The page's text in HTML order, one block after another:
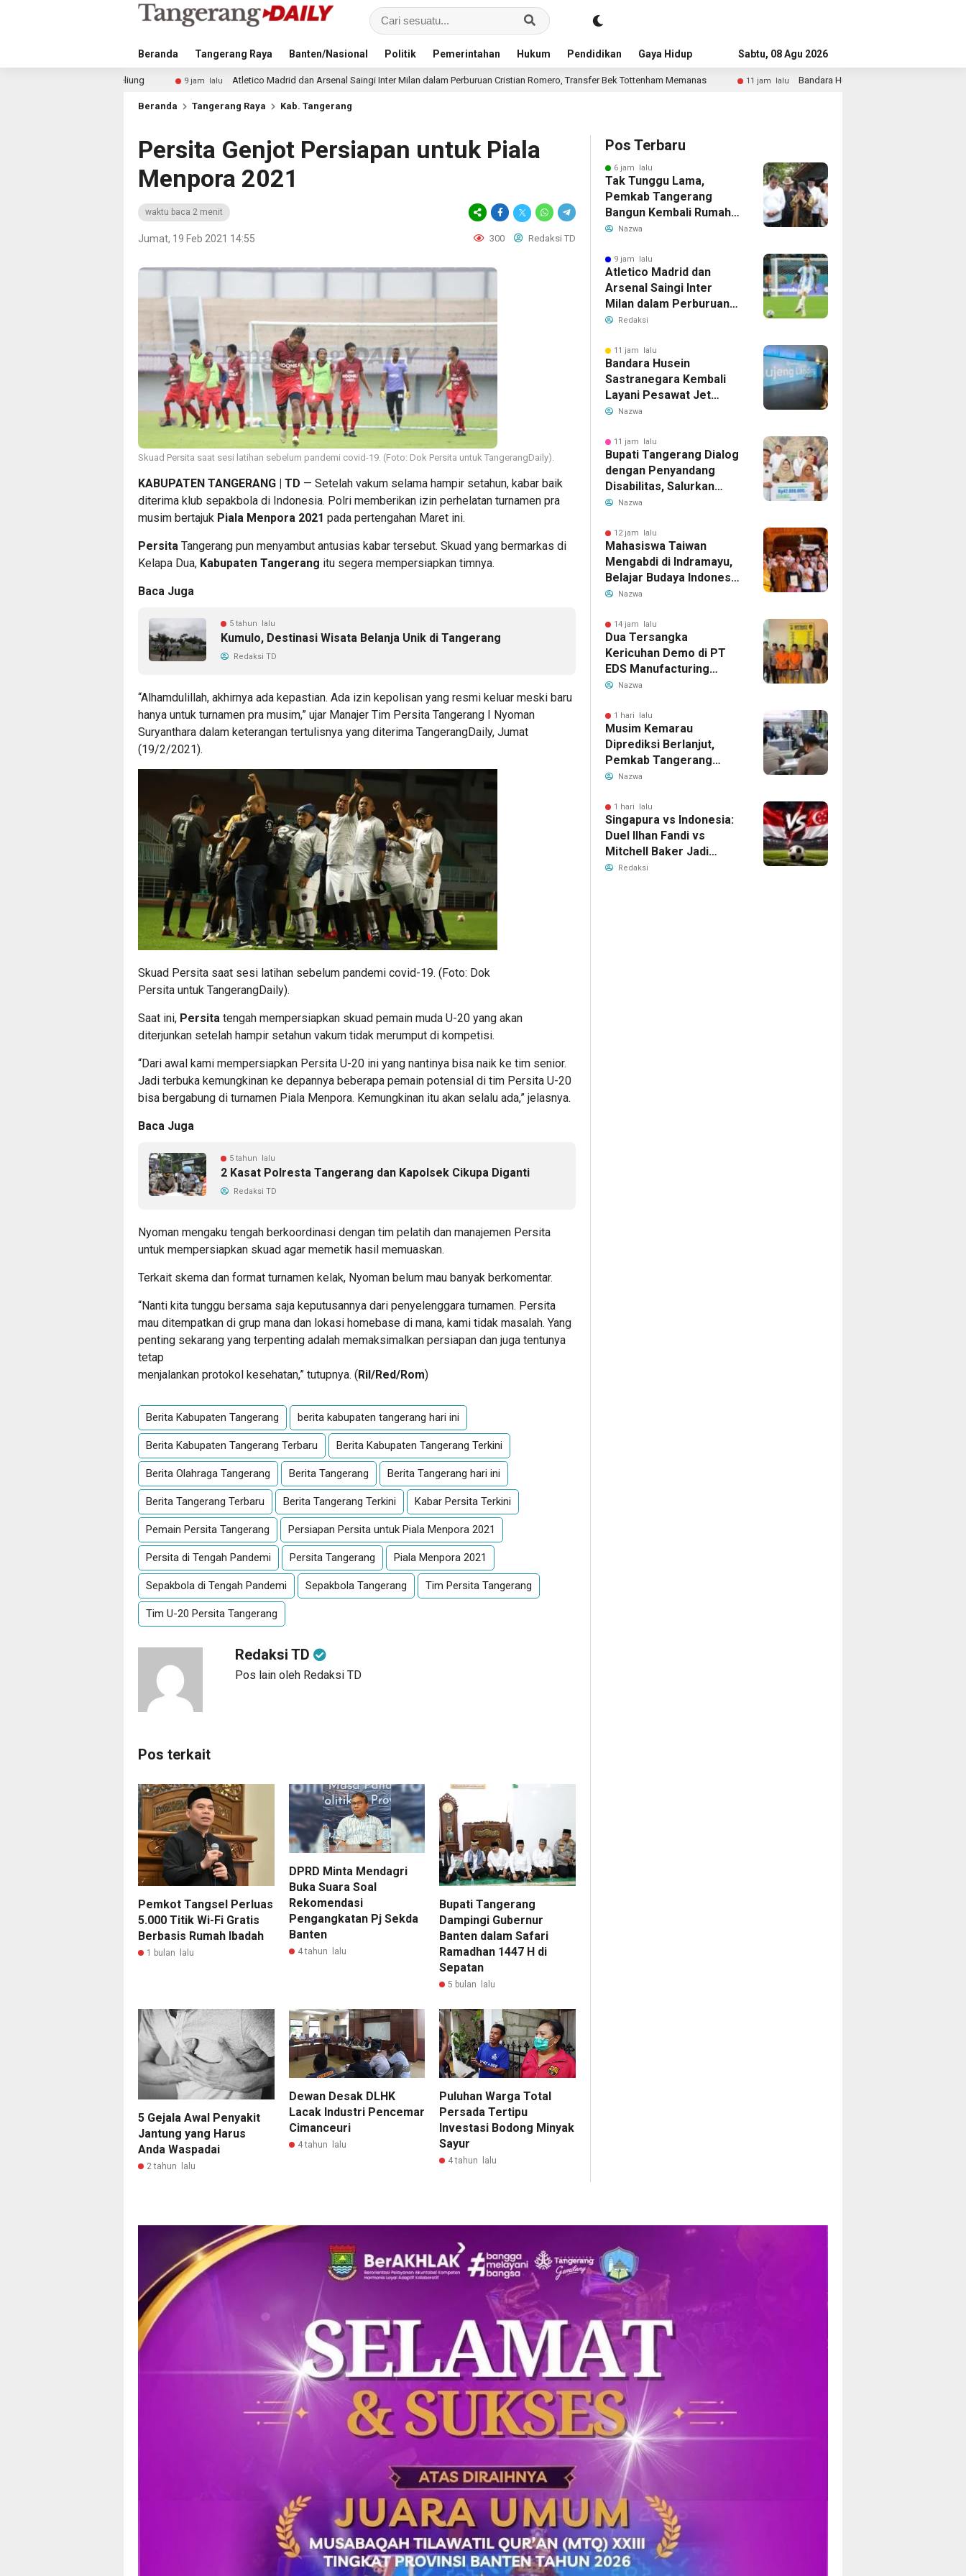
Beranda Tangerang Raya Banten/Nasional Politik Pemerintahan Hukum Pendidikan Gaya Hidup AdvertorialSabtu, 08 Agu 2026
Atletico Madrid dan Arsenal Saingi Inter Milan dalam Perburuan Cristian Romero, Transfer Bek Tottenham Memanas 11 jam lalu Bandara Husein Sastranegara Kembali Layani Pesawat Jet Mulai 14
Beranda Tangerang Raya Kab. Tangerang
Persita Genjot Persiapan untuk Piala
Menpora 2021
waktu baca 2 menit
Jumat, 19 Feb 2021 14:55 300 Redaksi TD
Skuad Persita saat sesi latihan sebelum pandemi covid-19. (Foto: Dok Persita untuk TangerangDaily).
KABUPATEN TANGERANG | TD — Setelah vakum selama hampir setahun, kabar baik
diterima klub sepakbola di Indonesia. Polri memberikan izin perhelatan turnamen pra
musim bertajuk Piala Menpora 2021 pada pertengahan Maret ini.
Persita Tangerang pun menyambut antusias kabar tersebut. Skuad yang bermarkas di
Kelapa Dua, Kabupaten Tangerang itu segera mempersiapkan timnya.
Baca Juga
5 tahun lalu
Kumulo, Destinasi Wisata Belanja Unik di Tangerang
Redaksi TD
“Alhamdulillah, akhirnya ada kepastian. Ada izin kepolisan yang resmi keluar meski baru
hanya untuk turnamen pra musim,” ujar Manajer Tim Persita Tangerang I Nyoman
Suryanthara dalam keterangan tertulisnya yang diterima TangerangDaily, Jumat
(19/2/2021).
Skuad Persita saat sesi latihan sebelum pandemi covid-19. (Foto: Dok
Persita untuk TangerangDaily).
Saat ini, Persita tengah mempersiapkan skuad pemain muda U-20 yang akan
diterjunkan setelah hampir setahun vakum tidak merumput di kompetisi.
“Dari awal kami mempersiapkan Persita U-20 ini yang nantinya bisa naik ke tim senior.
Jadi terbuka kemungkinan ke depannya beberapa pemain potensial di tim Persita U-20
bisa bergabung di turnamen Piala Menpora. Kemungkinan itu akan selalu ada,” jelasnya.
Baca Juga
5 tahun lalu
2 Kasat Polresta Tangerang dan Kapolsek Cikupa Diganti
Redaksi TD
Nyoman mengaku tengah berkoordinasi dengan tim pelatih dan manajemen Persita
untuk mempersiapkan skuad agar memetik hasil memuaskan.
Terkait skema dan format turnamen kelak, Nyoman belum mau banyak berkomentar.
“Nanti kita tunggu bersama saja keputusannya dari penyelenggara turnamen. Persita
mau ditempatkan di grup mana dan lokasi homebase di mana, kami tidak masalah. Yang
penting sekarang yang terpenting adalah memaksimalkan persiapan dan juga tentunya
tetap
menjalankan protokol kesehatan,” tutupnya. (Ril/Red/Rom)
Berita Kabupaten Tangerang berita kabupaten tangerang hari ini
Berita Kabupaten Tangerang Terbaru Berita Kabupaten Tangerang Terkini
Berita Olahraga Tangerang Berita Tangerang Berita Tangerang hari ini
Berita Tangerang Terbaru Berita Tangerang Terkini Kabar Persita Terkini
Pemain Persita Tangerang Persiapan Persita untuk Piala Menpora 2021
Persita di Tengah Pandemi Persita Tangerang Piala Menpora 2021
Sepakbola di Tengah Pandemi Sepakbola Tangerang Tim Persita Tangerang
Tim U-20 Persita Tangerang
Redaksi TD
Pos lain oleh Redaksi TD
Pos terkait
Pemkot Tangsel Perluas
5.000 Titik Wi-Fi Gratis
Berbasis Rumah Ibadah
1 bulan lalu
DPRD Minta Mendagri
Buka Suara Soal
Rekomendasi
Pengangkatan Pj Sekda
Banten
4 tahun lalu
Bupati Tangerang
Dampingi Gubernur
Banten dalam Safari
Ramadhan 1447 H di
Sepatan
5 bulan lalu
5 Gejala Awal Penyakit
Jantung yang Harus
Anda Waspadai
2 tahun lalu
Dewan Desak DLHK
Lacak Industri Pencemar
Cimanceuri
4 tahun lalu
Puluhan Warga Total
Persada Tertipu
Investasi Bodong Minyak
Sayur
4 tahun lalu
Pos Terbaru
6 jam lalu
Tak Tunggu Lama,
Pemkab Tangerang
Bangun Kembali Rumah
Warga yang Roboh
Nazwa
9 jam lalu
Atletico Madrid dan
Arsenal Saingi Inter
Milan dalam Perburuan
Cristian Romero,
Memanas
Redaksi
11 jam lalu
Bandara Husein
Sastranegara Kembali
Layani Pesawat Jet
Mulai 14 Agustus 2026,
Rute Bandung-Denpasar
Nazwa
11 jam lalu
Bupati Tangerang Dialog
dengan Penyandang
Disabilitas, Salurkan
Bantuan dan Tampung
Nazwa
12 jam lalu
Mahasiswa Taiwan
Mengabdi di Indramayu,
Belajar Budaya Indonesia
dan Edukasi Pekerja
Nazwa
14 jam lalu
Dua Tersangka
Kericuhan Demo di PT
EDS Manufacturing
Indonesia Ditahan, Polda
Perebutan Pengelolaan
Limbah
Nazwa
1 hari lalu
Musim Kemarau
Diprediksi Berlanjut,
Pemkab Tangerang
Siapkan Langkah
Bersih
Nazwa
1 hari lalu
Singapura vs Indonesia:
Duel Ilhan Fandi vs
Mitchell Baker Jadi
Sorotan di Piala AFF
Redaksi